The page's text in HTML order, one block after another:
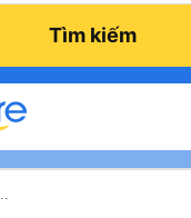
Tìm kiếm